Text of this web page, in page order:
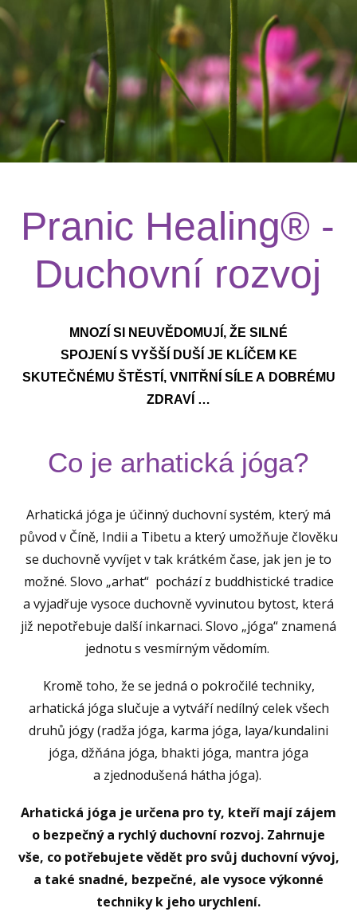
Pranic Healing® -
Duchovní rozvoj
MNOZÍ SI NEUVĚDOMUJÍ, ŽE SILNÉ
SPOJENÍ S VYŠŠÍ DUŠÍ JE KLÍČEM KE
SKUTEČNÉMU ŠTĚSTÍ, VNITŘNÍ SÍLE A DOBRÉMU
ZDRAVÍ …
Co je arhatická jóga?
Arhatická jóga je účinný duchovní systém, který má
původ v Číně, Indii a Tibetu a který umožňuje člověku
se duchovně vyvíjet v tak krátkém čase, jak jen je to
možné. Slovo „arhat“ pochází z buddhistické tradice
a vyjadřuje vysoce duchovně vyvinutou bytost, která
již nepotřebuje další inkarnaci. Slovo „jóga“ znamená
jednotu s vesmírným vědomím.
Kromě toho, že se jedná o pokročilé techniky,
arhatická jóga slučuje a vytváří nedílný celek všech
druhů jógy (radža jóga, karma jóga, laya/kundalini
jóga, džňána jóga, bhakti jóga, mantra jóga
a zjednodušená hátha jóga).
Arhatická jóga je určena pro ty, kteří mají zájem
o bezpečný a rychlý duchovní rozvoj. Zahrnuje
vše, co potřebujete vědět pro svůj duchovní vývoj,
a také snadné, bezpečné, ale vysoce výkonné
techniky k jeho urychlení.